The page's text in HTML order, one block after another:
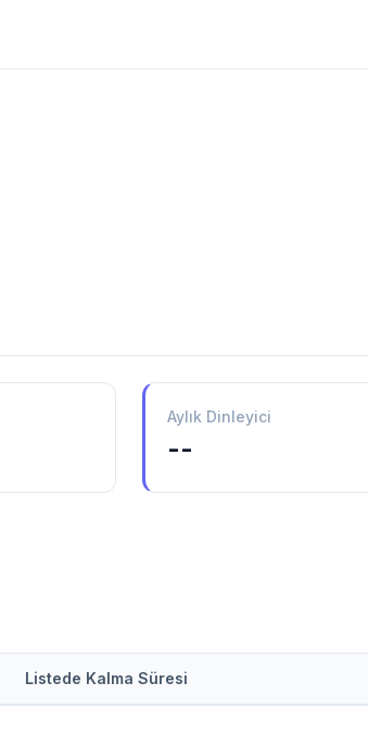
Aylık Dinleyici
--
Listede Kalma Süresi